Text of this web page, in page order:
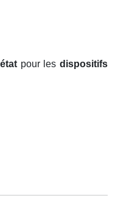
pour les dispositifs